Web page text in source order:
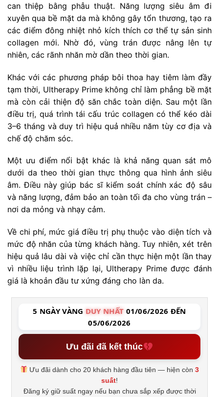
can thiệp bằng phẫu thuật. Năng lượng siêu âm đi
xuyên qua bề mặt da mà không gây tổn thương, tạo ra
các điểm đông nhiệt nhỏ kích thích cơ thể tự sản sinh
collagen mới. Nhờ đó, vùng trán được nâng lên tự
nhiên, các rãnh nhăn mờ dần theo thời gian.
Khác với các phương pháp bôi thoa hay tiêm làm đầy
tạm thời, Ultherapy Prime không chỉ làm phẳng bề mặt
mà còn cải thiện độ săn chắc toàn diện. Sau một lần
điều trị, quá trình tái cấu trúc collagen có thể kéo dài
3–6 tháng và duy trì hiệu quả nhiều năm tùy cơ địa và
chế độ chăm sóc.
Một ưu điểm nổi bật khác là khả năng quan sát mô
dưới da theo thời gian thực thông qua hình ảnh siêu
âm. Điều này giúp bác sĩ kiểm soát chính xác độ sâu
và năng lượng, đảm bảo an toàn tối đa cho vùng trán –
nơi da mỏng và nhạy cảm.
Về chi phí, mức giá điều trị phụ thuộc vào diện tích và
mức độ nhăn của từng khách hàng. Tuy nhiên, xét trên
hiệu quả lâu dài và việc chỉ cần thực hiện một lần thay
vì nhiều liệu trình lặp lại, Ultherapy Prime được đánh
giá là khoản đầu tư xứng đáng cho làn da.
5 NGÀY VÀNG DUY NHẤT 01/06/2026 ĐẾN
05/06/2026
Ưu đãi đã kết thúc
Ưu đãi dành cho 20 khách hàng đầu tiên — hiện còn3
suất!
Đăng ký giữ suất ngay nếu bạn chưa sắp xếp được thời